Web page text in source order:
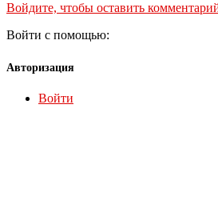
Войдите, чтобы оставить
Войти с помощью:
Авторизация
Войти